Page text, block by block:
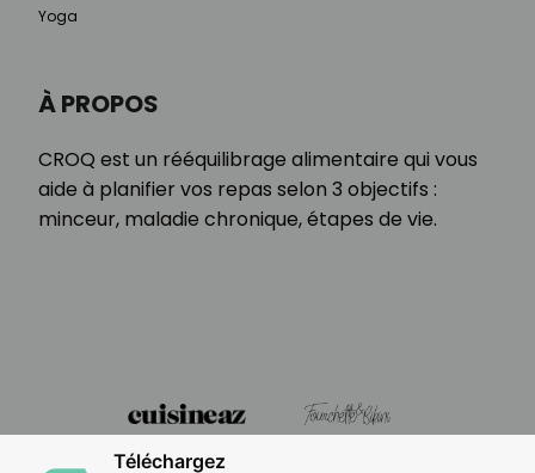
À PROPOS
CROQ est un rééquilibrage alimentaire qui vous
aide à planifier vos repas selon 3 objectifs :
minceur, maladie chronique, étapes de vie.
Yoga
Téléchargez